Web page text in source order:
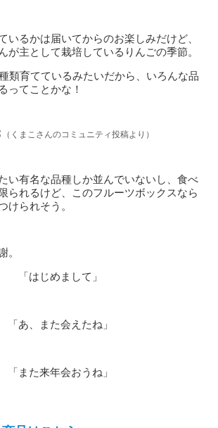
いるかは届いてからのお楽しみだけど、
が主として栽培しているりんごの季節。
類育てているみたいだから、いろんな品
ってことかな！
くまこさんのコミュニティ投稿より）
い有名な品種しか並んでいないし、食べ
られるけど、このフルーツボックスなら
けられそう。
。
「はじめまして」
「あ、また会えたね」
「また来年会おうね」